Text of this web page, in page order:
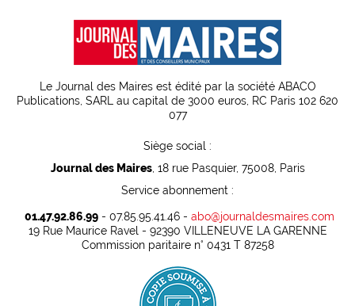
Le Journal des Maires est édité par la société ABACO
Publications, SARL au capital de 3000 euros, RC Paris 102 620
077
Siège social :
Journal des Maires, 18 rue Pasquier, 75008, Paris
Service abonnement :
01.47.92.86.99- 07.85.95.41.46 - abo@journaldesmaires.com
19 Rue Maurice Ravel - 92390 VILLENEUVE LA GARENNE
Commission paritaire n° 0431 T 87258